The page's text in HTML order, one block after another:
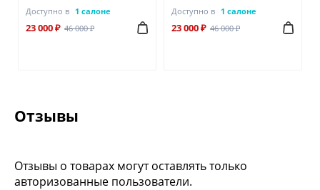
Доступно в 1 салоне
23 000 ₽ 46 000 ₽
Доступно в 1 салоне
23 000 ₽ 46 000 ₽
Отзывы
Отзывы о товарах могут оставлять только
авторизованные пользователи.